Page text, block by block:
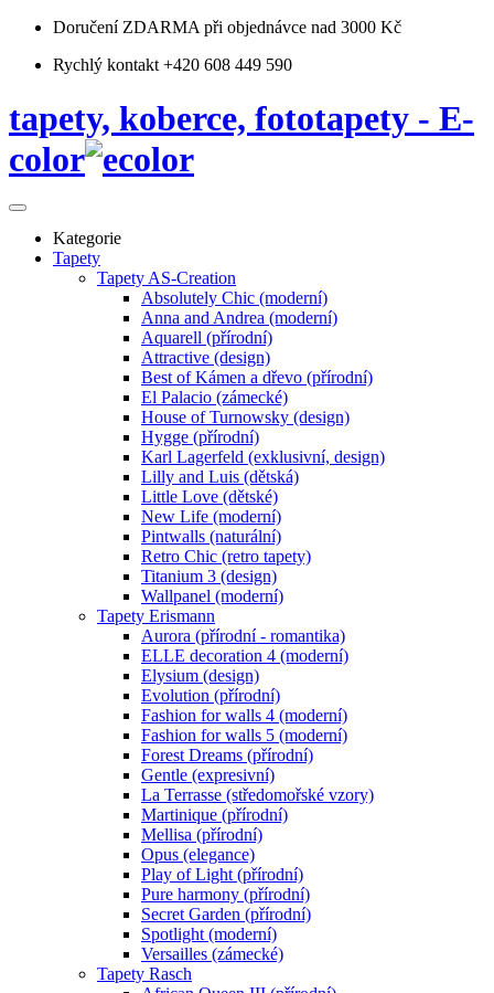
Doručení ZDARMA při objednávce nad 3000 Kč
Rychlý kontakt +420 608 449 590
tapety, koberce, fototapety - E-
color
Kategorie
Tapety
Tapety AS-Creation
Absolutely Chic (moderní)
Anna and Andrea (moderní)
Aquarell (přírodní)
Attractive (design)
Best of Kámen a dřevo (přírodní)
El Palacio (zámecké)
House of Turnowsky (design)
Hygge (přírodní)
Karl Lagerfeld (exklusivní, design)
Lilly and Luis (dětská)
Little Love (dětské)
New Life (moderní)
Pintwalls (naturální)
Retro Chic (retro tapety)
Titanium 3 (design)
Wallpanel (moderní)
Tapety Erismann
Aurora (přírodní - romantika)
ELLE decoration 4 (moderní)
Elysium (design)
Evolution (přírodní)
Fashion for walls 4 (moderní)
Fashion for walls 5 (moderní)
Forest Dreams (přírodní)
Gentle (expresivní)
La Terrasse (středomořské vzory)
Martinique (přírodní)
Mellisa (přírodní)
Opus (elegance)
Play of Light (přírodní)
Pure harmony (přírodní)
Secret Garden (přírodní)
Spotlight (moderní)
Versailles (zámecké)
Tapety Rasch